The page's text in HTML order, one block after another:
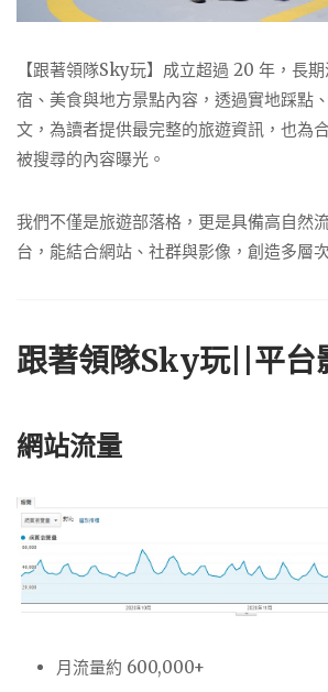
【跟著領隊Sky玩】成立超過 20 年，長
宿、美食與地方景點內容，透過實地踩點
文，為讀者提供最完整的旅遊資訊，也為
被搜尋的內容曝光。
我們不僅是旅遊部落格，更是具備高自然
台，能結合網站、社群與影像，創造多層
跟著領隊Sky玩||平台
網站流量
月流量約 600,000+